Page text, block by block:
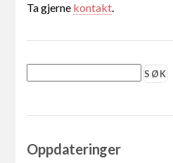
Ta gjerne kontakt.
Oppdateringer